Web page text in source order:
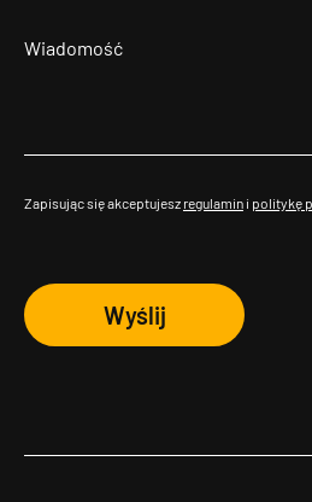
Zapisując się akceptujesz regulamin i politykę
Wyślij